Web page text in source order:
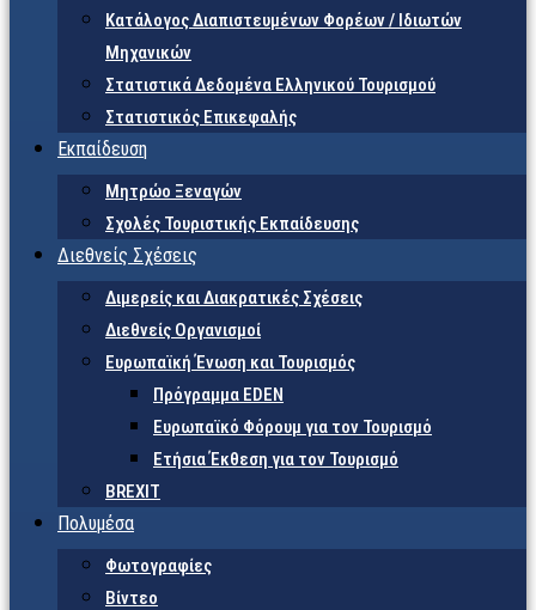
Κατάλογος Διαπιστευμένων Φορέων / Ιδιωτών
Μηχανικών
Στατιστικά Δεδομένα Ελληνικού Τουρισμού
Στατιστικός Επικεφαλής
Εκπαίδευση
Μητρώο Ξεναγών
Σχολές Τουριστικής Εκπαίδευσης
Διεθνείς Σχέσεις
Διμερείς και Διακρατικές Σχέσεις
Διεθνείς Οργανισμοί
Ευρωπαϊκή Ένωση και Τουρισμός
Πρόγραμμα EDEN
Ευρωπαϊκό Φόρουμ για τον Τουρισμό
Ετήσια Έκθεση για τον Τουρισμό
BREXIT
Πολυμέσα
Φωτογραφίες
Βίντεο